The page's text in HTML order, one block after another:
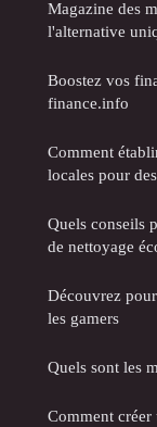
Magazine des
l'alternative
Boostez vos
finance.info
Comment
locales pour
Quels conseils
de nettoyage
Découvrez
les gamers
Quels sont les
Comment